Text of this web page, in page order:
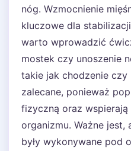
nóg. Wzmocnienie
kluczowe dla
warto wprowadzić
mostek czy unoszenie
takie jak chodzenie czy
zalecane, ponieważ
fizyczną oraz
organizmu. Ważne
były wykonywane pod